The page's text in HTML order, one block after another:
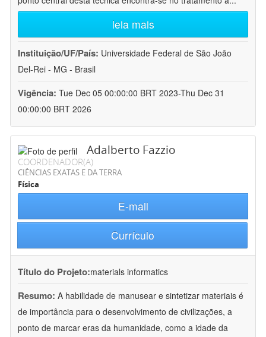
leia mais
Instituição/UF/País: Universidade Federal de São João
Del-Rei - MG - Brasil
Vigência: Tue Dec 05 00:00:00 BRT 2023-Thu Dec 31
00:00:00 BRT 2026
Adalberto Fazzio
COORDENADOR(A)
CIÊNCIAS EXATAS E DA TERRA
Física
E-mail
Currículo
Título do Projeto:materials informatics
Resumo: A habilidade de manusear e sintetizar materiais é
de importância para o desenvolvimento de civilizações, a
ponto de marcar eras da humanidade, como a idade da